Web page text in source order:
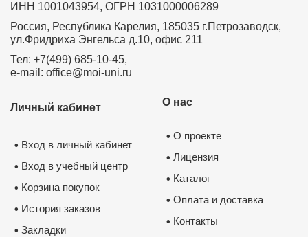
ИНН 1001043954, ОГРН 1031000006289
Россия, Республика Карелия, 185035 г.Петрозаводск,
ул.Фридриха Энгельса д.10, офис 211
Тел: +7(499) 685-10-45,
e-mail: office@moi-uni.ru
О нас
• О проекте
• Лицензия
• Каталог
• Оплата и доставка
• Контакты
Личный кабинет
• Вход в личный кабинет
• Вход в учебный центр
• Корзина покупок
• История заказов
• Закладки